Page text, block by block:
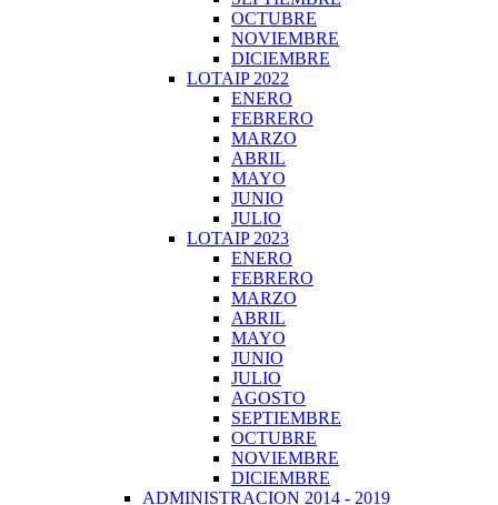
OCTUBRE
NOVIEMBRE
DICIEMBRE
LOTAIP 2022
ENERO
FEBRERO
MARZO
ABRIL
MAYO
JUNIO
JULIO
LOTAIP 2023
ENERO
FEBRERO
MARZO
ABRIL
MAYO
JUNIO
JULIO
AGOSTO
SEPTIEMBRE
OCTUBRE
NOVIEMBRE
DICIEMBRE
ADMINISTRACION 2014 - 2019